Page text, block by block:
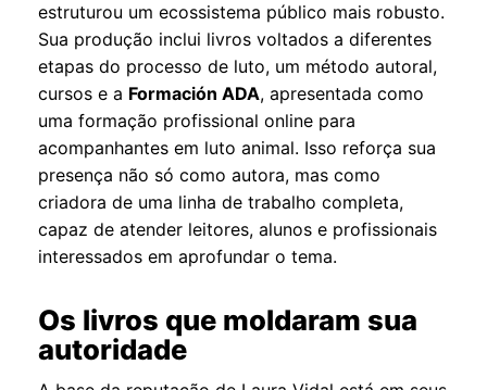
estruturou um ecossistema público mais robusto.
Sua produção inclui livros voltados a diferentes
etapas do processo de luto, um método autoral,
cursos e a Formación ADA, apresentada como
uma formação profissional online para
acompanhantes em luto animal. Isso reforça sua
presença não só como autora, mas como
criadora de uma linha de trabalho completa,
capaz de atender leitores, alunos e profissionais
interessados em aprofundar o tema.
Os livros que moldaram sua
autoridade